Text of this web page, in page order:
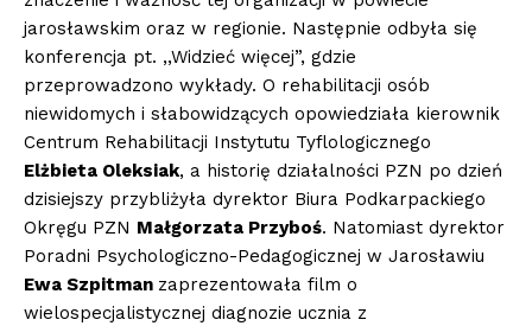
jarosławskim oraz w regionie. Następnie odbyła się
konferencja pt. ,,Widzieć więcej”, gdzie
przeprowadzono wykłady. O rehabilitacji osób
niewidomych i słabowidzących opowiedziała kierownik
Centrum Rehabilitacji Instytutu Tyflologicznego
Elżbieta Oleksiak, a historię działalności PZN po dzień
dzisiejszy przybliżyła dyrektor Biura Podkarpackiego
Okręgu PZN Małgorzata Przyboś. Natomiast dyrektor
Poradni Psychologiczno-Pedagogicznej w Jarosławiu
Ewa Szpitman zaprezentowała film o
wielospecjalistycznej diagnozie ucznia z